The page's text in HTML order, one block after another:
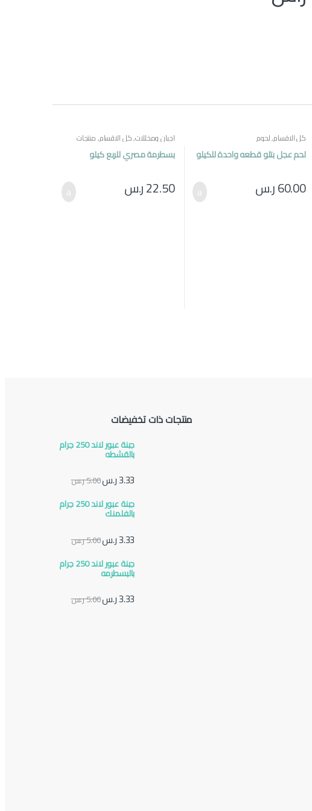
كل الاقسام,لحوم
لحم عجل بتلو قطعه واحدة للكيلو
60.00ر.س
اجبان ومخللات,كل الاقسام,منتجات
مصرية
بسطرمة مصري للربع كيلو
22.50ر.س
منتجات ذات تخفيضات
جبنة عبور لاند 250 جرام
بالقشطه
3.33ر.س5.00ر.س
جبنة عبور لاند 250 جرام
بالفلمنك
3.33ر.س5.00ر.س
جبنة عبور لاند 250 جرام
بالبسطرمه
3.33ر.س5.00ر.س